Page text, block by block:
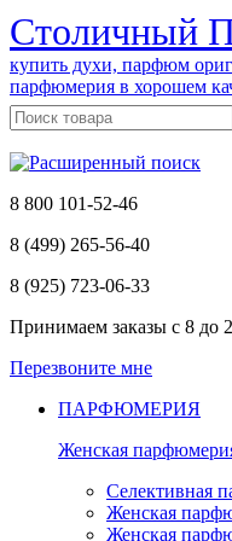
Cтоличный
купить духи, парфюм
парфюмерия в хорошем
8 800 101-52-46
8 (499) 265-56-40
8 (925) 723-06-33
Принимаем заказы с 8 до
Перезвоните мне
ПАРФЮМЕРИЯ
Женская
Селективная
Женская
Женская